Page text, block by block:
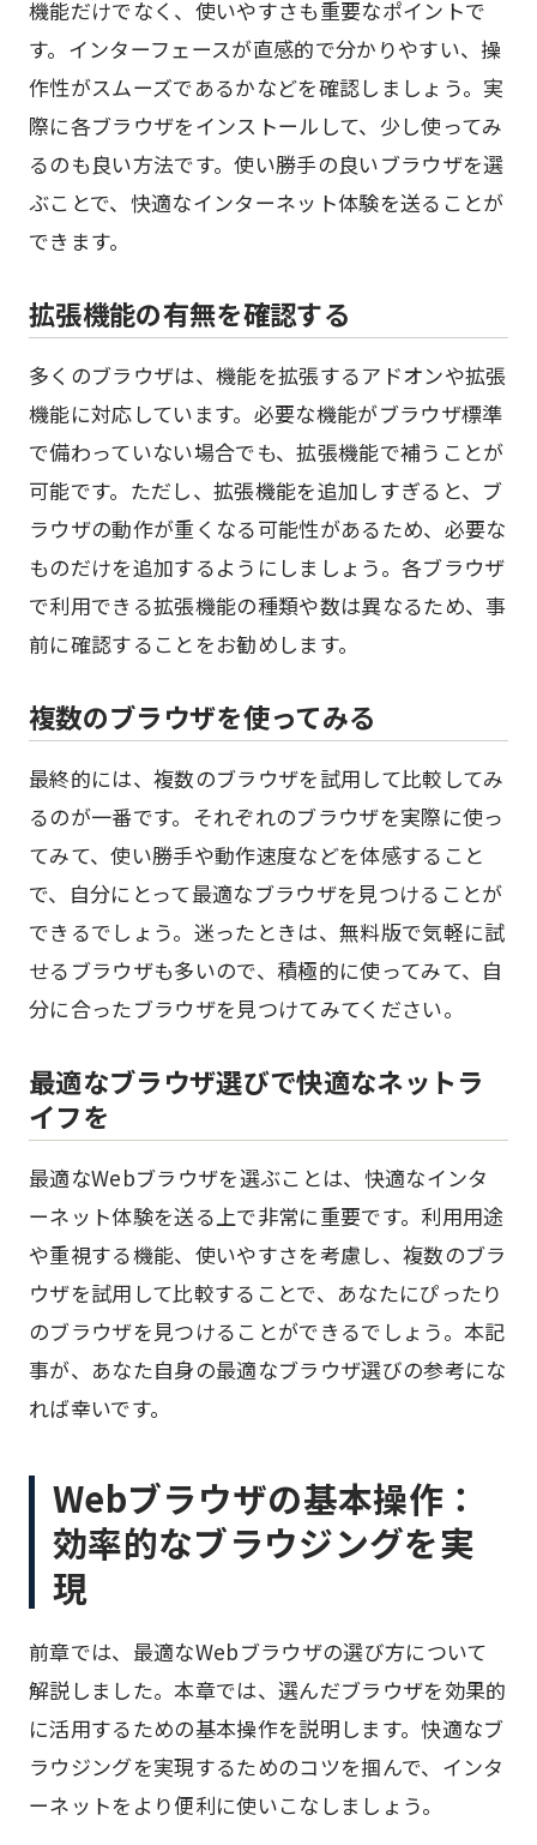
機能だけでなく、使いやすさも重要なポイントで
す。インターフェースが直感的で分かりやすい、操
作性がスムーズであるかなどを確認しましょう。実
際に各ブラウザをインストールして、少し使ってみ
るのも良い方法です。使い勝手の良いブラウザを選
ぶことで、快適なインターネット体験を送ることが
できます。
拡張機能の有無を確認する
多くのブラウザは、機能を拡張するアドオンや拡張
機能に対応しています。必要な機能がブラウザ標準
で備わっていない場合でも、拡張機能で補うことが
可能です。ただし、拡張機能を追加しすぎると、ブ
ラウザの動作が重くなる可能性があるため、必要な
ものだけを追加するようにしましょう。各ブラウザ
で利用できる拡張機能の種類や数は異なるため、事
前に確認することをお勧めします。
複数のブラウザを使ってみる
最終的には、複数のブラウザを試用して比較してみ
るのが一番です。それぞれのブラウザを実際に使っ
てみて、使い勝手や動作速度などを体感すること
で、自分にとって最適なブラウザを見つけることが
できるでしょう。迷ったときは、無料版で気軽に試
せるブラウザも多いので、積極的に使ってみて、自
分に合ったブラウザを見つけてみてください。
最適なブラウザ選びで快適なネットラ
イフを
最適なWebブラウザを選ぶことは、快適なインタ
ーネット体験を送る上で非常に重要です。利用用途
や重視する機能、使いやすさを考慮し、複数のブラ
ウザを試用して比較することで、あなたにぴったり
のブラウザを見つけることができるでしょう。本記
事が、あなた自身の最適なブラウザ選びの参考にな
れば幸いです。
Webブラウザの基本操作：
効率的なブラウジングを実
現
前章では、最適なWebブラウザの選び方について
解説しました。本章では、選んだブラウザを効果的
に活用するための基本操作を説明します。快適なブ
ラウジングを実現するためのコツを掴んで、インタ
ーネットをより便利に使いこなしましょう。